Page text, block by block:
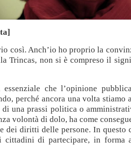
così. Anch’io ho proprio la
Trincas, non si è compreso il
essenziale che l’opinione
perché ancora una volta stiamo
di una prassi politica o
volontà di dolo, ha come
dei diritti delle persone. In questo
cittadini di partecipare, in forma